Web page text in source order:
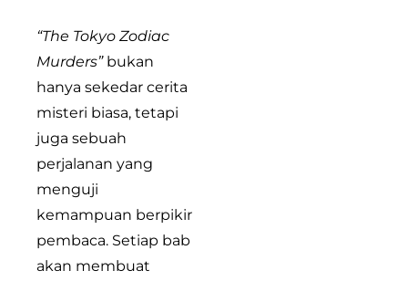
“The Tokyo Zodiac
Murders” bukan
hanya sekedar cerita
misteri biasa, tetapi
juga sebuah
perjalanan yang
menguji
kemampuan berpikir
pembaca. Setiap bab
akan membuat